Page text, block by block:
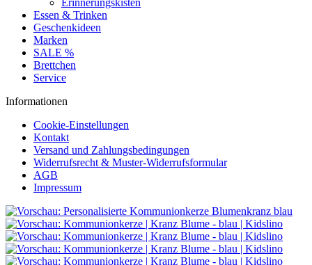
Erinnerungskisten
Essen & Trinken
Geschenkideen
Marken
SALE %
Brettchen
Service
Informationen
Cookie-Einstellungen
Kontakt
Versand und Zahlungsbedingungen
Widerrufsrecht & Muster-Widerrufsformular
AGB
Impressum